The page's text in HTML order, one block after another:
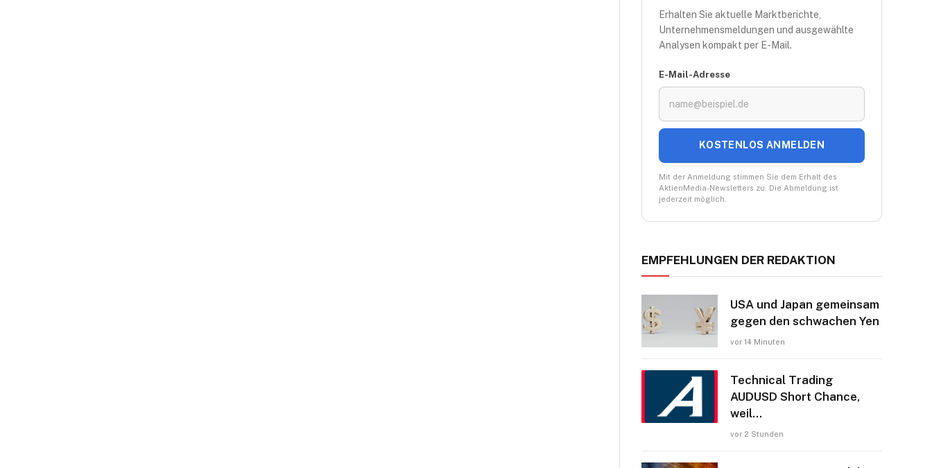
Erhalten Sie aktuelle Marktberichte,
Unternehmensmeldungen und ausgewählte
Analysen kompakt per E-Mail.
E-Mail-Adresse
KOSTENLOS ANMELDEN
Mit der Anmeldung stimmen Sie dem Erhalt des
AktienMedia-Newsletters zu. Die Abmeldung ist
jederzeit möglich.
EMPFEHLUNGEN DER REDAKTION
USA und Japan gemeinsam
gegen den schwachen Yen
vor 14 Minuten
Technical Trading
AUDUSD Short Chance,
weil…
vor 2 Stunden